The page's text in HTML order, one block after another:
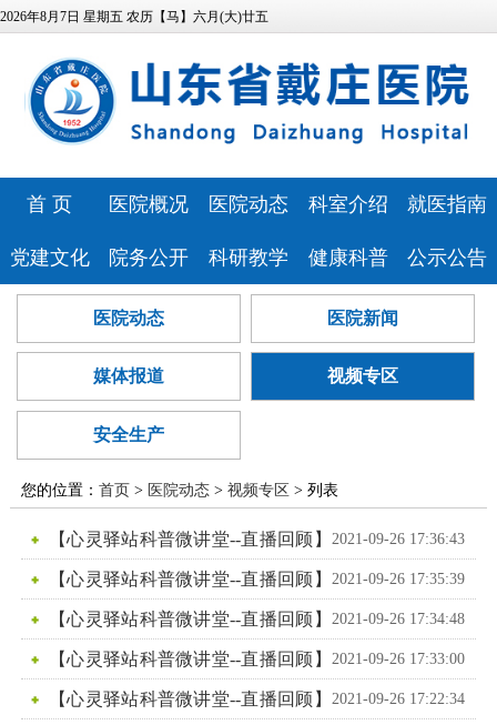
2026年8月7日 星期五 农历【马】六月(大)廿五
首 页 医院概况
医院简介
领导班子
发展历程
医疗资源
医院位置
医院动态
医院新闻
媒体报道
科室介绍
特色科室
心理健康中
心
医技科室
研究团队
就医指南
专家风采
预约挂号
异地就医
党建文化
历史纪念馆
青年文明号
廉政建设
院务公开
信息公开
服务指南
信访投诉
预算公开
科研教学
继续教育
住院医师规
范化培训
医学伦理委
员会
国家药物临
床试验
科研机构
健康科普
讲座报告
病友心声
公示公告
人事招聘
医院动态 医院新闻
媒体报道 视频专区
安全生产
您的位置： 首页 > 医院动态> 视频专区 > 列表
2021-09-26 17:36:43
【心灵驿站科普微讲堂--直播回顾】
神经性疼痛 2021-09-26 17:35:39
【心灵驿站科普微讲堂--直播回顾】
认识焦虑障碍 2021-09-26 17:34:48
【心灵驿站科普微讲堂--直播回顾】
青少年心理健康与压力管理 2021-09-26 17:33:00
【心灵驿站科普微讲堂--直播回顾】
全身不适是不是心理疾病 2021-09-26 17:22:34
【心灵驿站科普微讲堂--直播回顾】